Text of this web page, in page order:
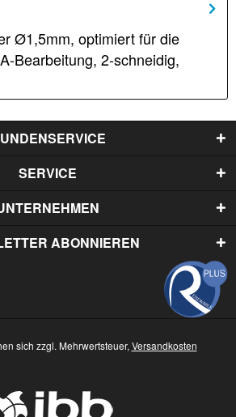
Ø1,5mm, optimiert für die
Bearbeitung, 2-schneidig,
SERVICE
ABONNIEREN
sich zzgl. Mehrwertsteuer, Versandkosten